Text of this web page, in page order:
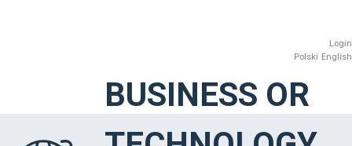
Login
Polski English
BUSINESS OR